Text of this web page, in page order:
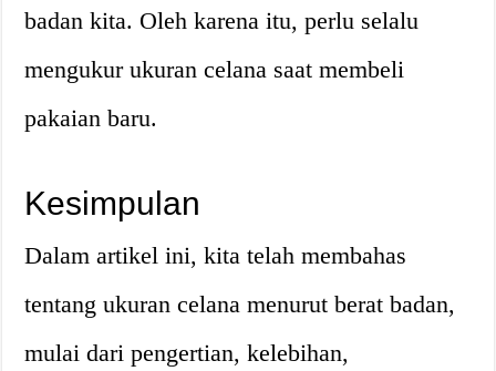
badan kita. Oleh karena itu, perlu selalu
mengukur ukuran celana saat membeli
pakaian baru.
Kesimpulan
Dalam artikel ini, kita telah membahas
tentang ukuran celana menurut berat badan,
mulai dari pengertian, kelebihan,